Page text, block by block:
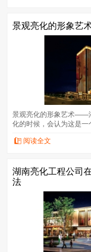
景观亮化的形象艺
景观亮化的形象艺术——
化的时候，会认为这是一
阅读全文
湖南亮化工程公司
法